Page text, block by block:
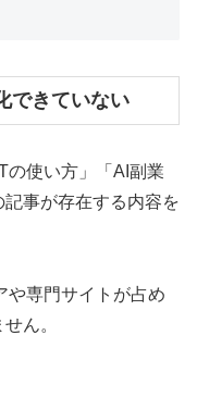
できていない
の使い方」「AI副業
事が存在する内容を
や専門サイトが占め
ん。